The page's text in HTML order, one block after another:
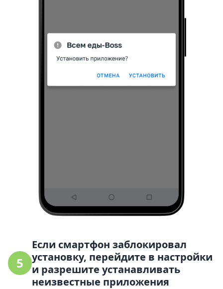
5
Если смартфон заблокировал
установку, перейдите в настройки
и разрешите устанавливать
неизвестные приложения